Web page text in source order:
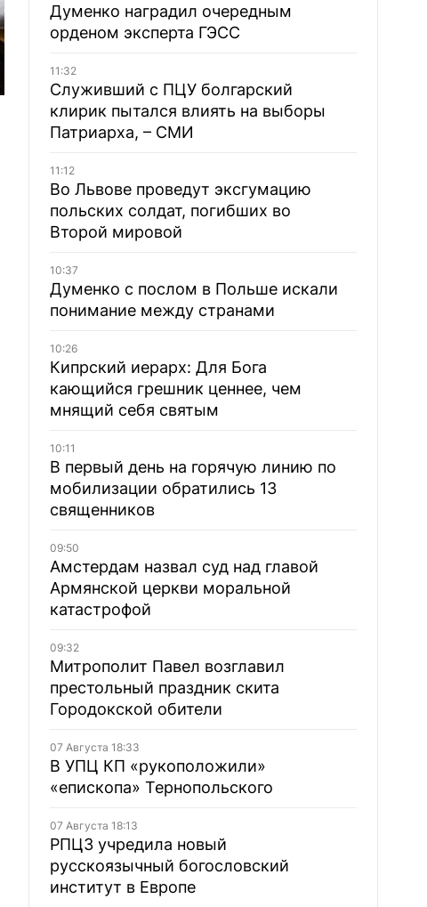
Думенко наградил очередным
орденом эксперта ГЭСС
11:32
Служивший с ПЦУ болгарский
клирик пытался влиять на выборы
Патриарха, – СМИ
11:12
Во Львове проведут эксгумацию
польских солдат, погибших во
Второй мировой
10:37
Думенко с послом в Польше искали
понимание между странами
10:26
Кипрский иерарх: Для Бога
кающийся грешник ценнее, чем
мнящий себя святым
10:11
В первый день на горячую линию по
мобилизации обратились 13
священников
09:50
Амстердам назвал суд над главой
Армянской церкви моральной
катастрофой
09:32
Митрополит Павел возглавил
престольный праздник скита
Городокской обители
07 Августа 18:33
В УПЦ КП «рукоположили»
«епископа» Тернопольского
07 Августа 18:13
РПЦЗ учредила новый
русскоязычный богословский
институт в Европе